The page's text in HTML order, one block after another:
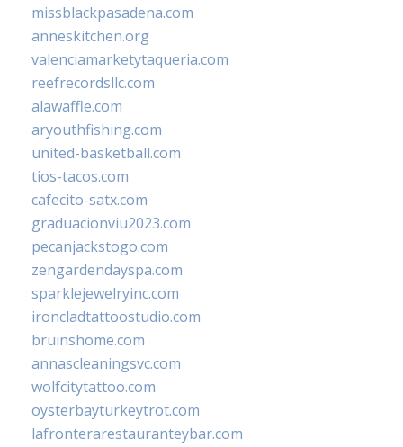
missblackpasadena.com
anneskitchen.org
valenciamarketytaqueria.com
reefrecordsllc.com
alawaffle.com
aryouthfishing.com
united-basketball.com
tios-tacos.com
cafecito-satx.com
graduacionviu2023.com
pecanjackstogo.com
zengardendayspa.com
sparklejewelryinc.com
ironcladtattoostudio.com
bruinshome.com
annascleaningsvc.com
wolfcitytattoo.com
oysterbayturkeytrot.com
lafronterarestauranteybar.com